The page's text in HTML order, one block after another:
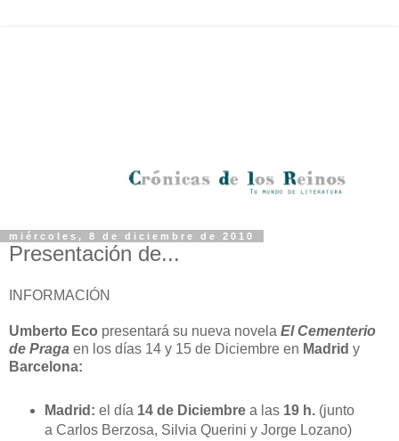
miércoles, 8 de diciembre de 2010
Presentación de...
INFORMACIÓN
Umberto Eco presentará su nueva novela El Cementerio
de Praga en los días 14 y 15 de Diciembre en Madrid y
Barcelona:
Madrid: el día 14 de Diciembrea las19 h.(junto
a Carlos Berzosa, Silvia Querini y Jorge Lozano)